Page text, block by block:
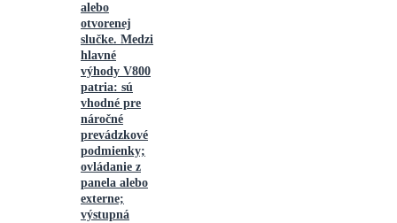
alebo
otvorenej
slučke. Medzi
hlavné
výhody V800
patria: sú
vhodné pre
náročné
prevádzkové
podmienky;
ovládanie z
panela alebo
externe;
výstupná